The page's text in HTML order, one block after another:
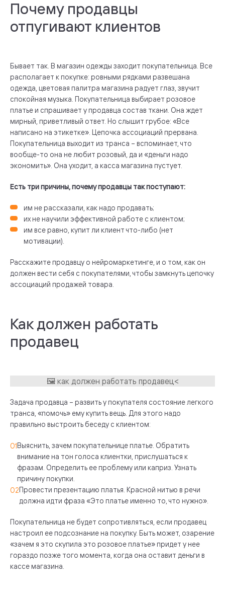
Почему продавцы
отпугивают клиентов
Бывает так. В магазин одежды заходит покупательница. Все
располагает к покупке: ровными рядками развешана
одежда, цветовая палитра магазина радует глаз, звучит
спокойная музыка. Покупательница выбирает розовое
платье и спрашивает у продавца состав ткани. Она ждет
мирный, приветливый ответ. Но слышит грубое: «Все
написано на этикетке». Цепочка ассоциаций прервана.
Покупательница выходит из транса – вспоминает, что
вообще-то она не любит розовый, да и «деньги надо
экономить». Она уходит, а касса магазина пустует.
Есть три причины, почему продавцы так поступают:
им не рассказали, как надо продавать;
их не научили эффективной работе с клиентом;
им все равно, купит ли клиент что-либо (нет
мотивации).
Расскажите продавцу о нейромаркетинге, и о том, как он
должен вести себя с покупателями, чтобы замкнуть цепочку
ассоциаций продажей товара.
Как должен работать
продавец
Задача продавца – развить у покупателя состояние легкого
транса, «помочь» ему купить вещь. Для этого надо
правильно выстроить беседу с клиентом:
Выяснить, зачем покупательнице платье. Обратить
внимание на тон голоса клиентки, прислушаться к
фразам. Определить ее проблему или каприз. Узнать
причину покупки.
Провести презентацию платья. Красной нитью в речи
должна идти фраза «Это платье именно то, что нужно».
Покупательница не будет сопротивляться, если продавец
настроил ее подсознание на покупку. Быть может, озарение
«зачем я это скупила это розовое платье» придет у нее
гораздо позже того момента, когда она оставит деньги в
кассе магазина.